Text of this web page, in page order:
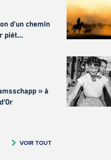
d'un chemin
piét…
» à
VOIR TOUT